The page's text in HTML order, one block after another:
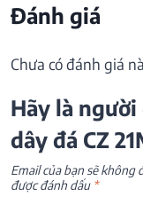
Đánh giá
Chưa có đánh giá
Hãy là
dây đá CZ
Email của bạn sẽ không
được đánh dấu *